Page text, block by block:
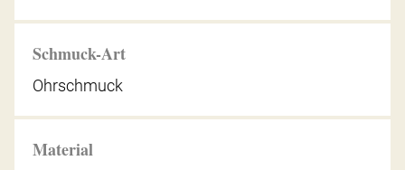
Schmuck-Art
Ohrschmuck
Material